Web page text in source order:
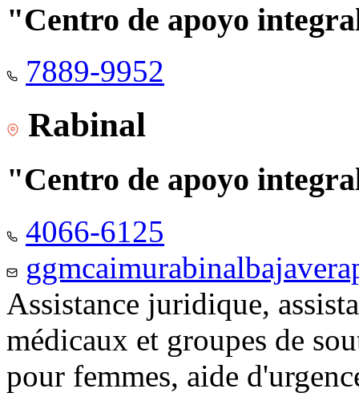
"Centro de apoyo
7889-9952
Rabinal
"Centro de apoyo
4066-6125
Assistance juridique,
médicaux et groupes de
pour femmes, aide